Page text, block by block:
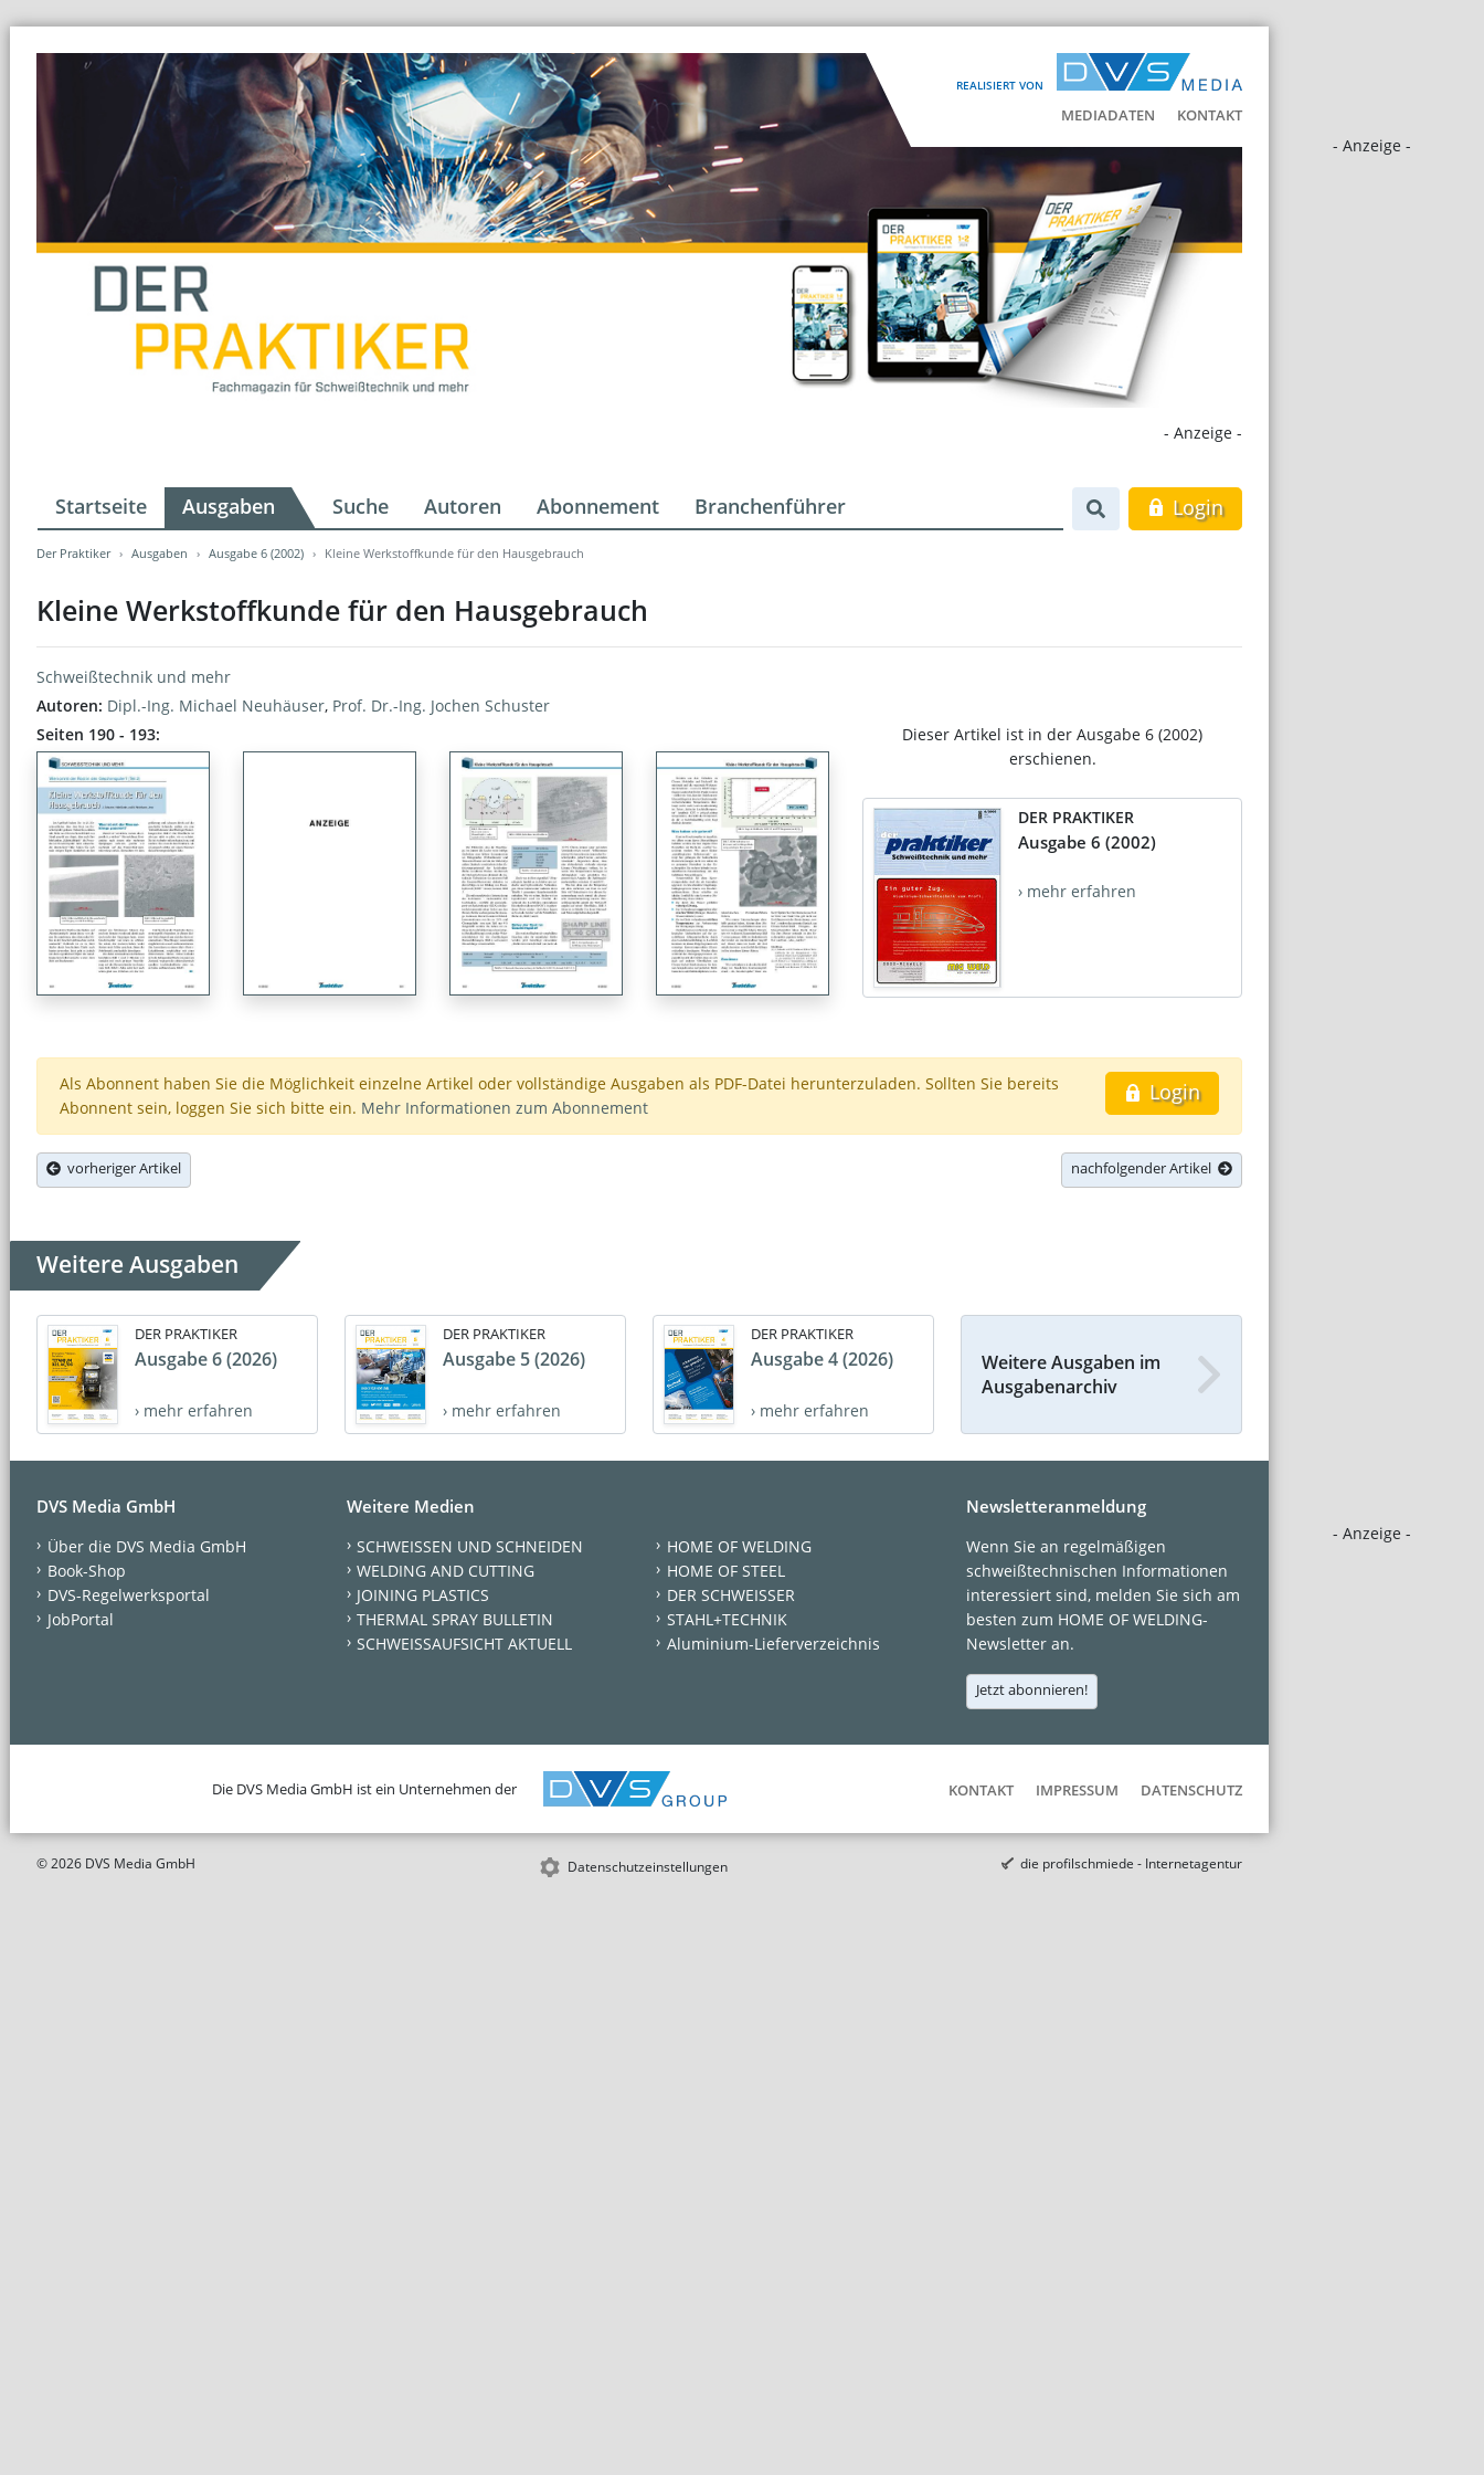
REALISIERT VON
MEDIADATEN KONTAKT
- Anzeige -
- Anzeige -
- Anzeige -
Startseite Ausgaben Suche Autoren Abonnement Branchenführer Login
Der Praktiker Ausgaben Ausgabe 6 (2002) Kleine Werkstoffkunde für den Hausgebrauch
Kleine Werkstoffkunde für den Hausgebrauch
Schweißtechnik und mehr
Autoren: Dipl.-Ing. Michael Neuhäuser, Prof. Dr.-Ing. Jochen Schuster
Seiten 190 - 193:
Dieser Artikel ist in der Ausgabe 6 (2002)
erschienen.
DER PRAKTIKER
Ausgabe 6 (2002)
› mehr erfahren
Login
Als Abonnent haben Sie die Möglichkeit einzelne Artikel oder vollständige Ausgaben als PDF-Datei herunterzuladen. Sollten Sie bereits
Abonnent sein, loggen Sie sich bitte ein. Mehr Informationen zum Abonnement
vorheriger Artikel nachfolgender Artikel
Weitere Ausgaben
DER PRAKTIKER
Ausgabe 6 (2026)
› mehr erfahren
DER PRAKTIKER
Ausgabe 5 (2026)
› mehr erfahren
DER PRAKTIKER
Ausgabe 4 (2026)
› mehr erfahren
Weitere Ausgaben im
Ausgabenarchiv
DVS Media GmbH
Über die DVS Media GmbH
Book-Shop
DVS-Regelwerksportal
JobPortal
Weitere Medien
SCHWEISSEN UND SCHNEIDEN
WELDING AND CUTTING
JOINING PLASTICS
THERMAL SPRAY BULLETIN
SCHWEISSAUFSICHT AKTUELL
HOME OF WELDING
HOME OF STEEL
DER SCHWEISSER
STAHL+TECHNIK
Aluminium-Lieferverzeichnis
Newsletteranmeldung
Wenn Sie an regelmäßigen
schweißtechnischen Informationen
interessiert sind, melden Sie sich am
besten zum HOME OF WELDING-
Newsletter an.
Jetzt abonnieren!
Die DVS Media GmbH ist ein Unternehmen der KONTAKT IMPRESSUM DATENSCHUTZ
© 2026 DVS Media GmbH Datenschutzeinstellungen die profilschmiede - Internetagentur